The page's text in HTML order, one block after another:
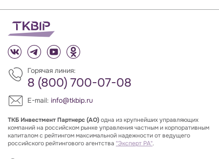
Горячая линия:
8 (800) 700-07-08
E-mail: info@tkbip.ru
ТКБ Инвестмент Партнерс (АО)одна из крупнейших управляющих
компаний на российском рынке управления частным и корпоративным
капиталом с рейтингом максимальной надежности от ведущего
российского рейтингового агентства "Эксперт РА".